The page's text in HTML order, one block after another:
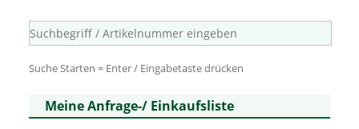
Suche Starten = Enter / Eingabetaste drücken
Meine Anfrage-/ Einkaufsliste